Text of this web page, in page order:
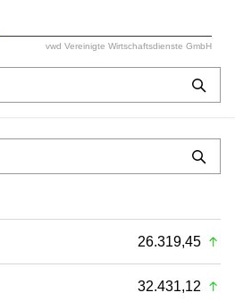
vwd Vereinigte Wirtschaftsdienste GmbH
26.319,45
32.431,12